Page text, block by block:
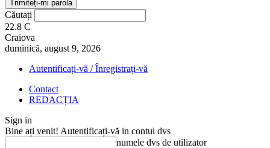
Căutați
22.8 C
Craiova
duminică, august 9, 2026
Autentificați-vă / Înregistrați-vă
Contact
REDACȚIA
Sign in
Bine ați venit! Autentificați-vă in contul dvs
numele dvs de utilizator